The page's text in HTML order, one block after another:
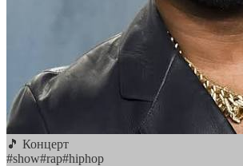
🎵 Концерт
#show#rap#hiphop